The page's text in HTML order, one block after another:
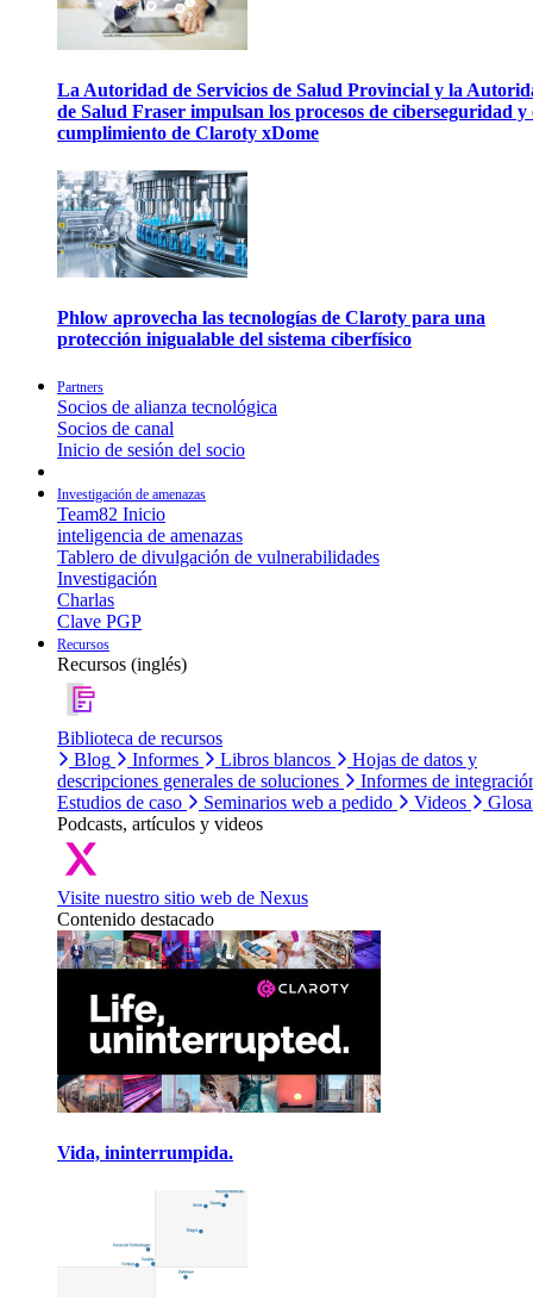
La Autoridad de Servicios de Salud Provincial y la
de Salud Fraser impulsan los procesos de ciberseguridad y
cumplimiento de Claroty xDome
Phlow aprovecha las tecnologías de Claroty para una
protección inigualable del sistema ciberfísico
Partners
Socios de alianza tecnológica
Socios de canal
Inicio de sesión del socio
Investigación de amenazas
Team82 Inicio
inteligencia de amenazas
Tablero de divulgación de vulnerabilidades
Investigación
Charlas
Clave PGP
Recursos
Recursos (inglés)
Biblioteca de recursos
Blog
Informes Libros blancos
Hojas de datos y
descripciones generales de soluciones
Informes de
Estudios de caso
Seminarios web a pedido Videos
Podcasts, artículos y videos
Visite nuestro sitio web de Nexus
Contenido destacado
Vida, ininterrumpida.